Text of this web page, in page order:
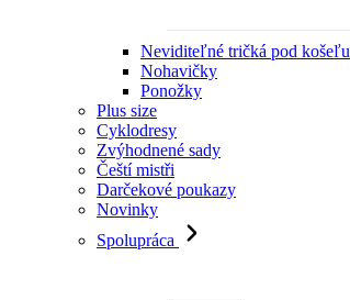
Neviditeľné tričká pod košeľu
Nohavičky
Ponožky
Plus size
Cyklodresy
Zvýhodnené sady
Čeští mistři
Darčekové poukazy
Novinky
Spolupráca